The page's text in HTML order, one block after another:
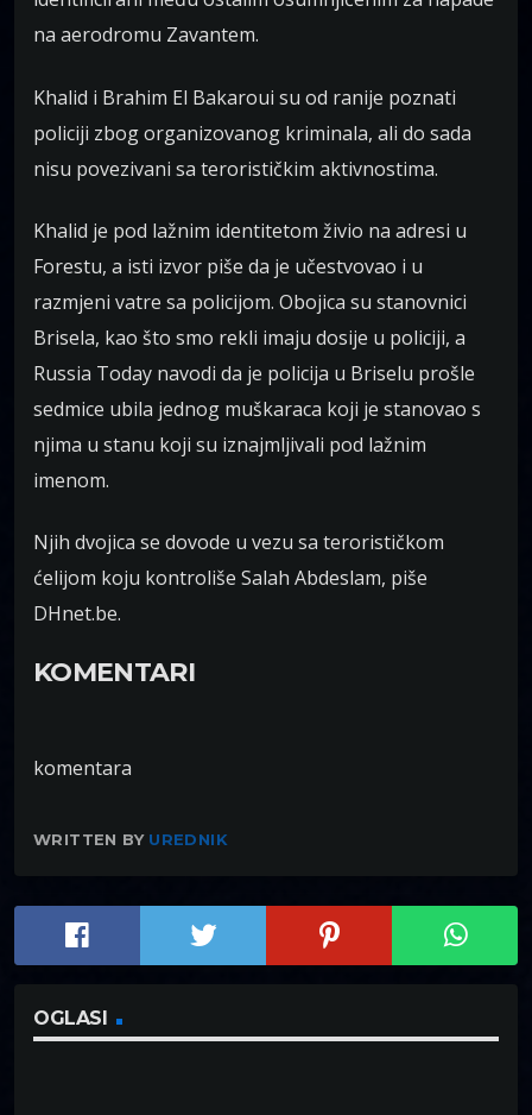
na aerodromu Zavantem.
Khalid i Brahim El Bakaroui su od ranije poznati
policiji zbog organizovanog kriminala, ali do sada
nisu povezivani sa terorističkim aktivnostima.
Khalid je pod lažnim identitetom živio na adresi u
Forestu, a isti izvor piše da je učestvovao i u
razmjeni vatre sa policijom. Obojica su stanovnici
Brisela, kao što smo rekli imaju dosije u policiji, a
Russia Today navodi da je policija u Briselu prošle
sedmice ubila jednog muškaraca koji je stanovao s
njima u stanu koji su iznajmljivali pod lažnim
imenom.
Njih dvojica se dovode u vezu sa terorističkom
ćelijom koju kontroliše Salah Abdeslam, piše
DHnet.be.
KOMENTARI
komentara
WRITTEN BY UREDNIK
OGLASI